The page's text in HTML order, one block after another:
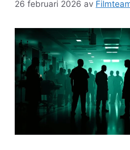
26 februari 2026 av